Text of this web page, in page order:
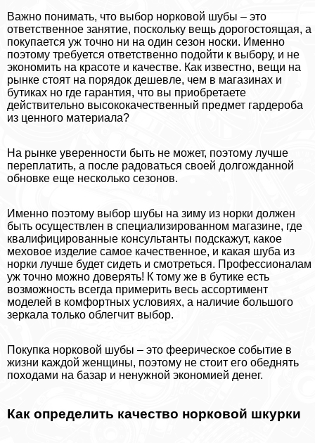
Важно понимать, что выбор норковой шубы – это
ответственное занятие, поскольку вещь дорогостоящая, а
покупается уж точно ни на один сезон носки. Именно
поэтому требуется ответственно подойти к выбору, и не
экономить на красоте и качестве. Как известно, вещи на
рынке стоят на порядок дешевле, чем в магазинах и
бутиках но где гарантия, что вы приобретаете
действительно высококачественный предмет гардероба
из ценного материала?
На рынке уверенности быть не может, поэтому лучше
переплатить, а после радоваться своей долгожданной
обновке еще несколько сезонов.
Именно поэтому выбор шубы на зиму из норки должен
быть осуществлен в специализированном магазине, где
квалифицированные консультанты подскажут, какое
меховое изделие самое качественное, и какая шуба из
норки лучше будет сидеть и смотреться. Профессионалам
уж точно можно доверять! К тому же в бутике есть
возможность всегда примерить весь ассортимент
моделей в комфортных условиях, а наличие большого
зеркала только облегчит выбор.
Покупка норковой шубы – это феерическое событие в
жизни каждой женщины, поэтому не стоит его обеднять
походами на базар и ненужной экономией денег.
Как определить качество норковой шкурки